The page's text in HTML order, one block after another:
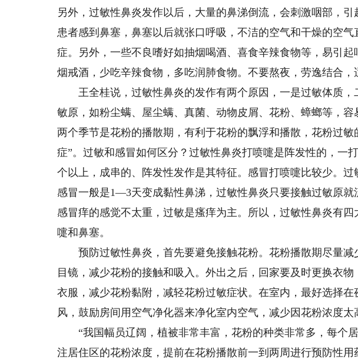
另外，过敏性鼻炎发作以后，大量的鼻涕倒流，会刺激咽部，引
患者感到鼻塞，鼻塞以后就张口呼吸，不洁的空气和干燥的空
症。另外，一些不良嗜好如抽烟喝酒、喜食辛辣食物等，易引
烟戒酒，少吃辛辣食物，多吃润肺食物。不要熬夜，劳逸结合，
王全桂说，过敏性鼻炎的发作有两个原因，一是过敏体质，
敏原，如粉尘螨、屋尘螨、真菌、动物皮屑、花粉、蟑螂等，
两个季节是花粉的播散期，有利于花粉的飘浮和播散，花粉过
症”。过敏和感冒如何区分？过敏性鼻炎打喷嚏是阵发性的，一
个以上，成串的、阵发性发作是其特征。感冒打喷嚏比较少。过
感冒一般是1—3天变成黏性鼻涕，过敏性鼻炎只要接触过敏原就
感冒痒的感觉不太重，过敏是瘙痒为主。所以，过敏性鼻炎有
嚏和鼻塞。
预防过敏性鼻炎，首先要避免接触花粉。花粉播散期尽量减
目镜，减少花粉的接触和吸入。外出之后，回家要及时更换衣
衣服，减少花粉黏附，减轻花粉过敏症状。在室内，最好选择
风，鼓励房间用空气净化器来净化室内空气，减少因花粉浓度太
“我国幅员辽阔，植被非常丰富，花粉的种类非常多，每个
注居住区的花粉浓度，提前在花粉播散前一到两周进行预防性